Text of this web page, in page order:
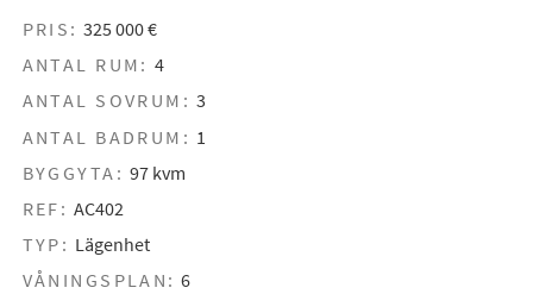
PRIS: 325 000 €
ANTAL RUM: 4
ANTAL SOVRUM: 3
ANTAL BADRUM: 1
BYGGYTA: 97 kvm
REF: AC402
TYP: Lägenhet
VÅNINGSPLAN: 6